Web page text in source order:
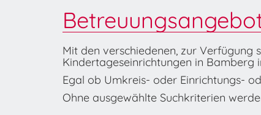
Mit den verschiedenen, zur Verfügung
Kindertageseinrichtungen in Bamberg
Egal ob Umkreis- oder Einrichtungs-
Ohne ausgewählte Suchkriterien